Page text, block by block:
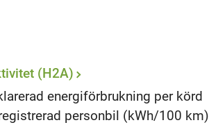
(H2A)
energiförbrukning per körd
personbil (kWh/100 km)